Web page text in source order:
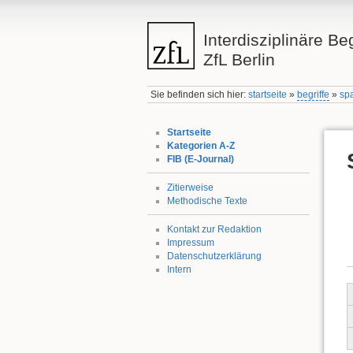
Interdisziplinäre
ZfL Berlin
Sie befinden sich hier:startseite » begriffe »
Startseite
Kategorien A-Z
FIB (E-Journal)
Zitierweise
Methodische Texte
Kontakt zur Redaktion
Impressum
Datenschutzerklärung
Intern